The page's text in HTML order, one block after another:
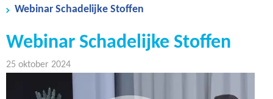
Webinar Schadelijke Stoffen
Webinar Schadelijke Stoffen
25 oktober 2024